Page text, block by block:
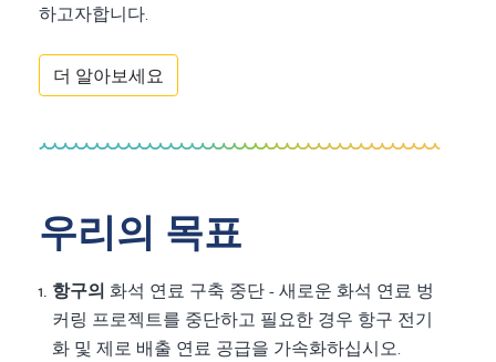
하고자합니다.
더 알아보세요
우리의 목표
항구의 화석 연료 구축 중단 - 새로운 화석 연료 벙
커링 프로젝트를 중단하고 필요한 경우 항구 전기
화 및 제로 배출 연료 공급을 가속화하십시오.